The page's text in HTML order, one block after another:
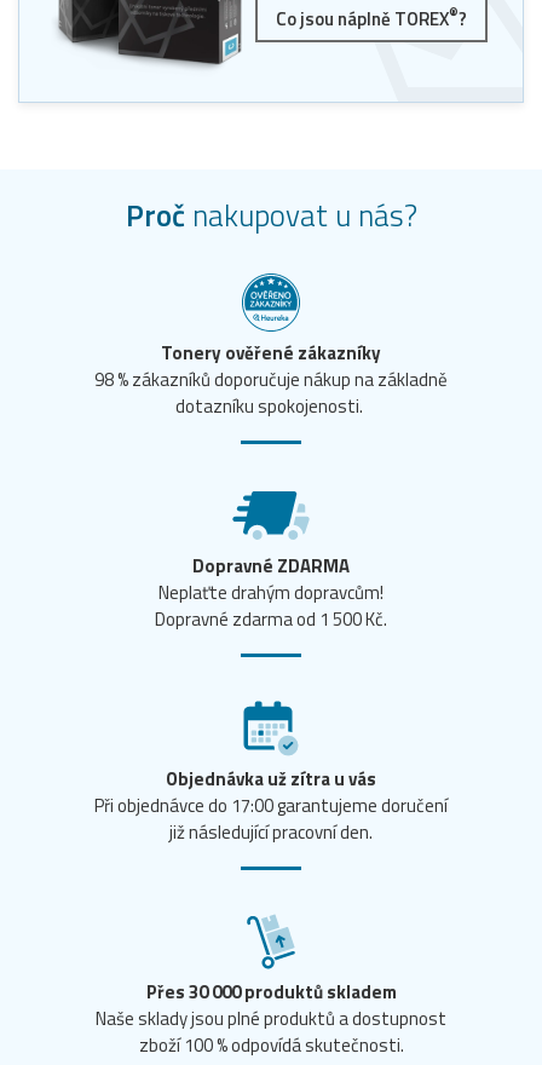
Co jsou náplně TOREX®?
Proč nakupovat u nás?
Tonery ověřené zákazníky
98 % zákazníků doporučuje nákup na základně
dotazníku spokojenosti.
Dopravné ZDARMA
Neplaťte drahým dopravcům!
Dopravné zdarma od 1 500 Kč.
Objednávka už zítra u vás
Při objednávce do 17:00 garantujeme doručení
již následující pracovní den.
Přes 30 000 produktů skladem
Naše sklady jsou plné produktů a dostupnost
zboží 100 % odpovídá skutečnosti.